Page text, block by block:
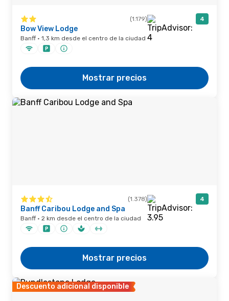
(1.179) 4
Bow View Lodge
Banff · 1,3 km desde el centro de la ciudad
Mostrar precios
(1.378) 4
Banff Caribou Lodge and Spa
Banff · 2 km desde el centro de la ciudad
Mostrar precios
Descuento adicional disponible